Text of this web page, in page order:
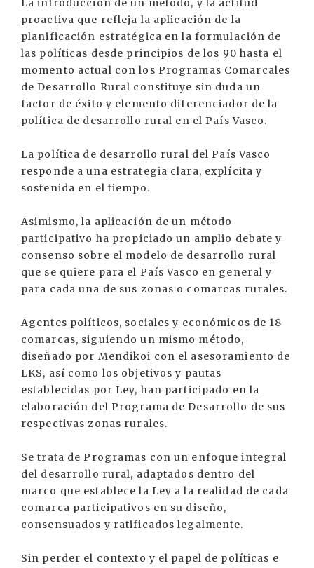
La introducción de un método, y la actitud
proactiva que refleja la aplicación de la
planificación estratégica en la formulación de
las políticas desde principios de los 90 hasta el
momento actual con los Programas Comarcales
de Desarrollo Rural constituye sin duda un
factor de éxito y elemento diferenciador de la
política de desarrollo rural en el País Vasco.
La política de desarrollo rural del País Vasco
responde a una estrategia clara, explícita y
sostenida en el tiempo.
Asimismo, la aplicación de un método
participativo ha propiciado un amplio debate y
consenso sobre el modelo de desarrollo rural
que se quiere para el País Vasco en general y
para cada una de sus zonas o comarcas rurales.
Agentes políticos, sociales y económicos de 18
comarcas, siguiendo un mismo método,
diseñado por Mendikoi con el asesoramiento de
LKS, así como los objetivos y pautas
establecidas por Ley, han participado en la
elaboración del Programa de Desarrollo de sus
respectivas zonas rurales.
Se trata de Programas con un enfoque integral
del desarrollo rural, adaptados dentro del
marco que establece la Ley a la realidad de cada
comarca participativos en su diseño,
consensuados y ratificados legalmente.
Sin perder el contexto y el papel de políticas e